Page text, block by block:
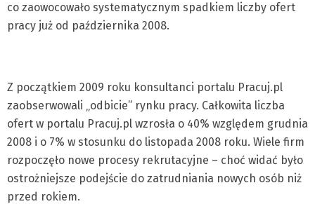
co zaowocowało systematycznym spadkiem liczby ofert
pracy już od października 2008.
Z początkiem 2009 roku konsultanci portalu Pracuj.pl
zaobserwowali „odbicie” rynku pracy. Całkowita liczba
ofert w portalu Pracuj.pl wzrosła o 40% względem grudnia
2008 i o 7% w stosunku do listopada 2008 roku. Wiele firm
rozpoczęło nowe procesy rekrutacyjne – choć widać było
ostrożniejsze podejście do zatrudniania nowych osób niż
przed rokiem.